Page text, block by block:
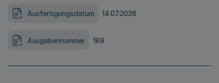
Ausfertigungsdatum 14.07.2026
Ausgabennummer 189